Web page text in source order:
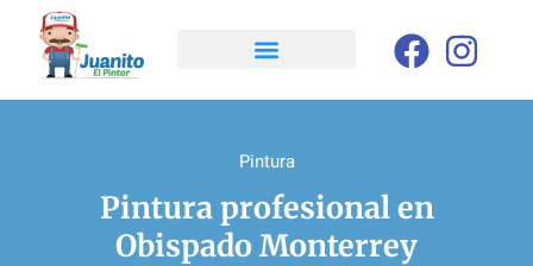
Pintura
Pintura profesional en
Obispado Monterrey